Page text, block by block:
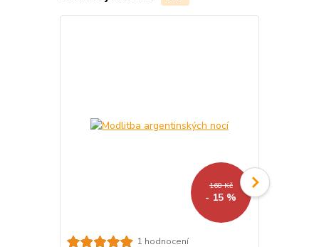
168 Kč
- 15 %
1 hodnocení